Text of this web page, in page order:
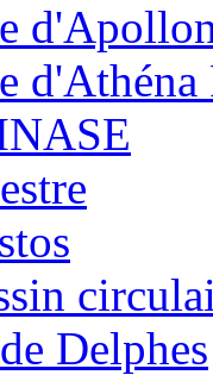
d'Athéna
Delphes